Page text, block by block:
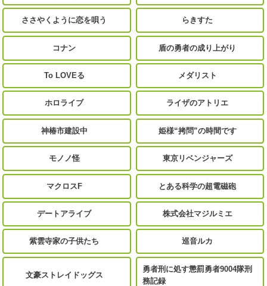
ささやくように恋を唄う らきすた
コナン 盾の勇者の成り上がり
To LOVEる メダリスト
ホロライブ ライザのアトリエ
神椿市建設中 姫様“拷問”の時間です
モノノ怪 東京リベンジャーズ
マクロスF とある科学の超電磁砲
デートアライブ 株式会社マジルミエ
紫雲寺家の子供たち 巡音ルカ
文豪ストレイドッグス
勇者刑に処す懲罰勇者9004隊刑
務記録